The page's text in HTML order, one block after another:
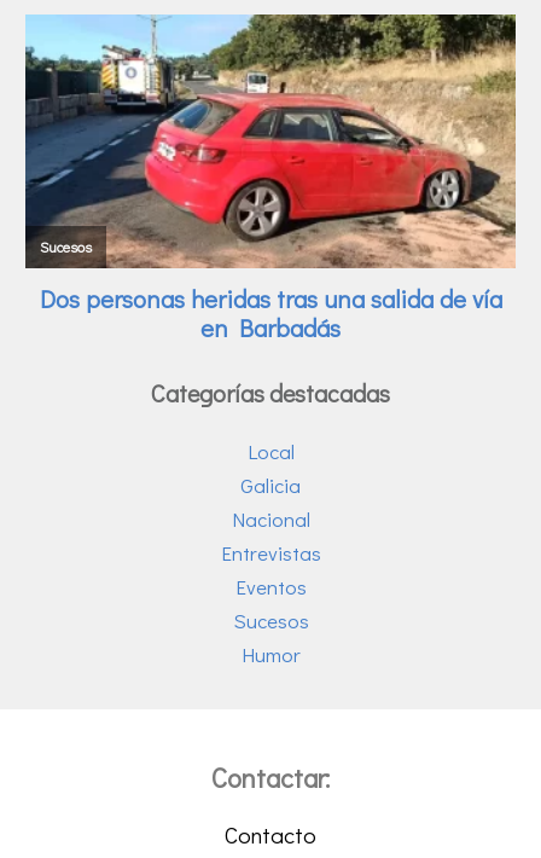
Categorías destacadas
Local
Galicia
Nacional
Entrevistas
Eventos
Sucesos
Humor
Contactar:
Contacto